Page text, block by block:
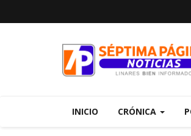
INICIO CRÓNICA